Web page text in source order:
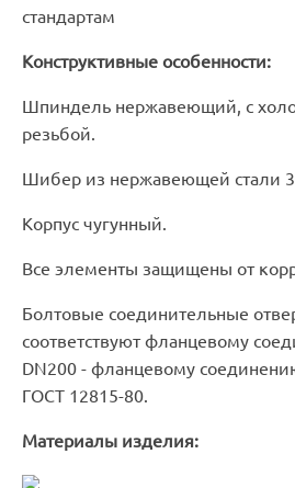
стандартам
Конструктивные особенности:
Шпиндель нержавеющий, с
резьбой.
Шибер из нержавеющей стали
Корпус чугунный.
Все элементы защищены от
Болтовые соединительные
соответствуют фланцевому
DN200 - фланцевому
ГОСТ 12815-80.
Материалы изделия: